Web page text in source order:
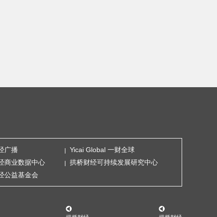
广播
Yicai Global 一财全球
商业数据中心
拱桥财经可持续发展研究中心
公益基金会